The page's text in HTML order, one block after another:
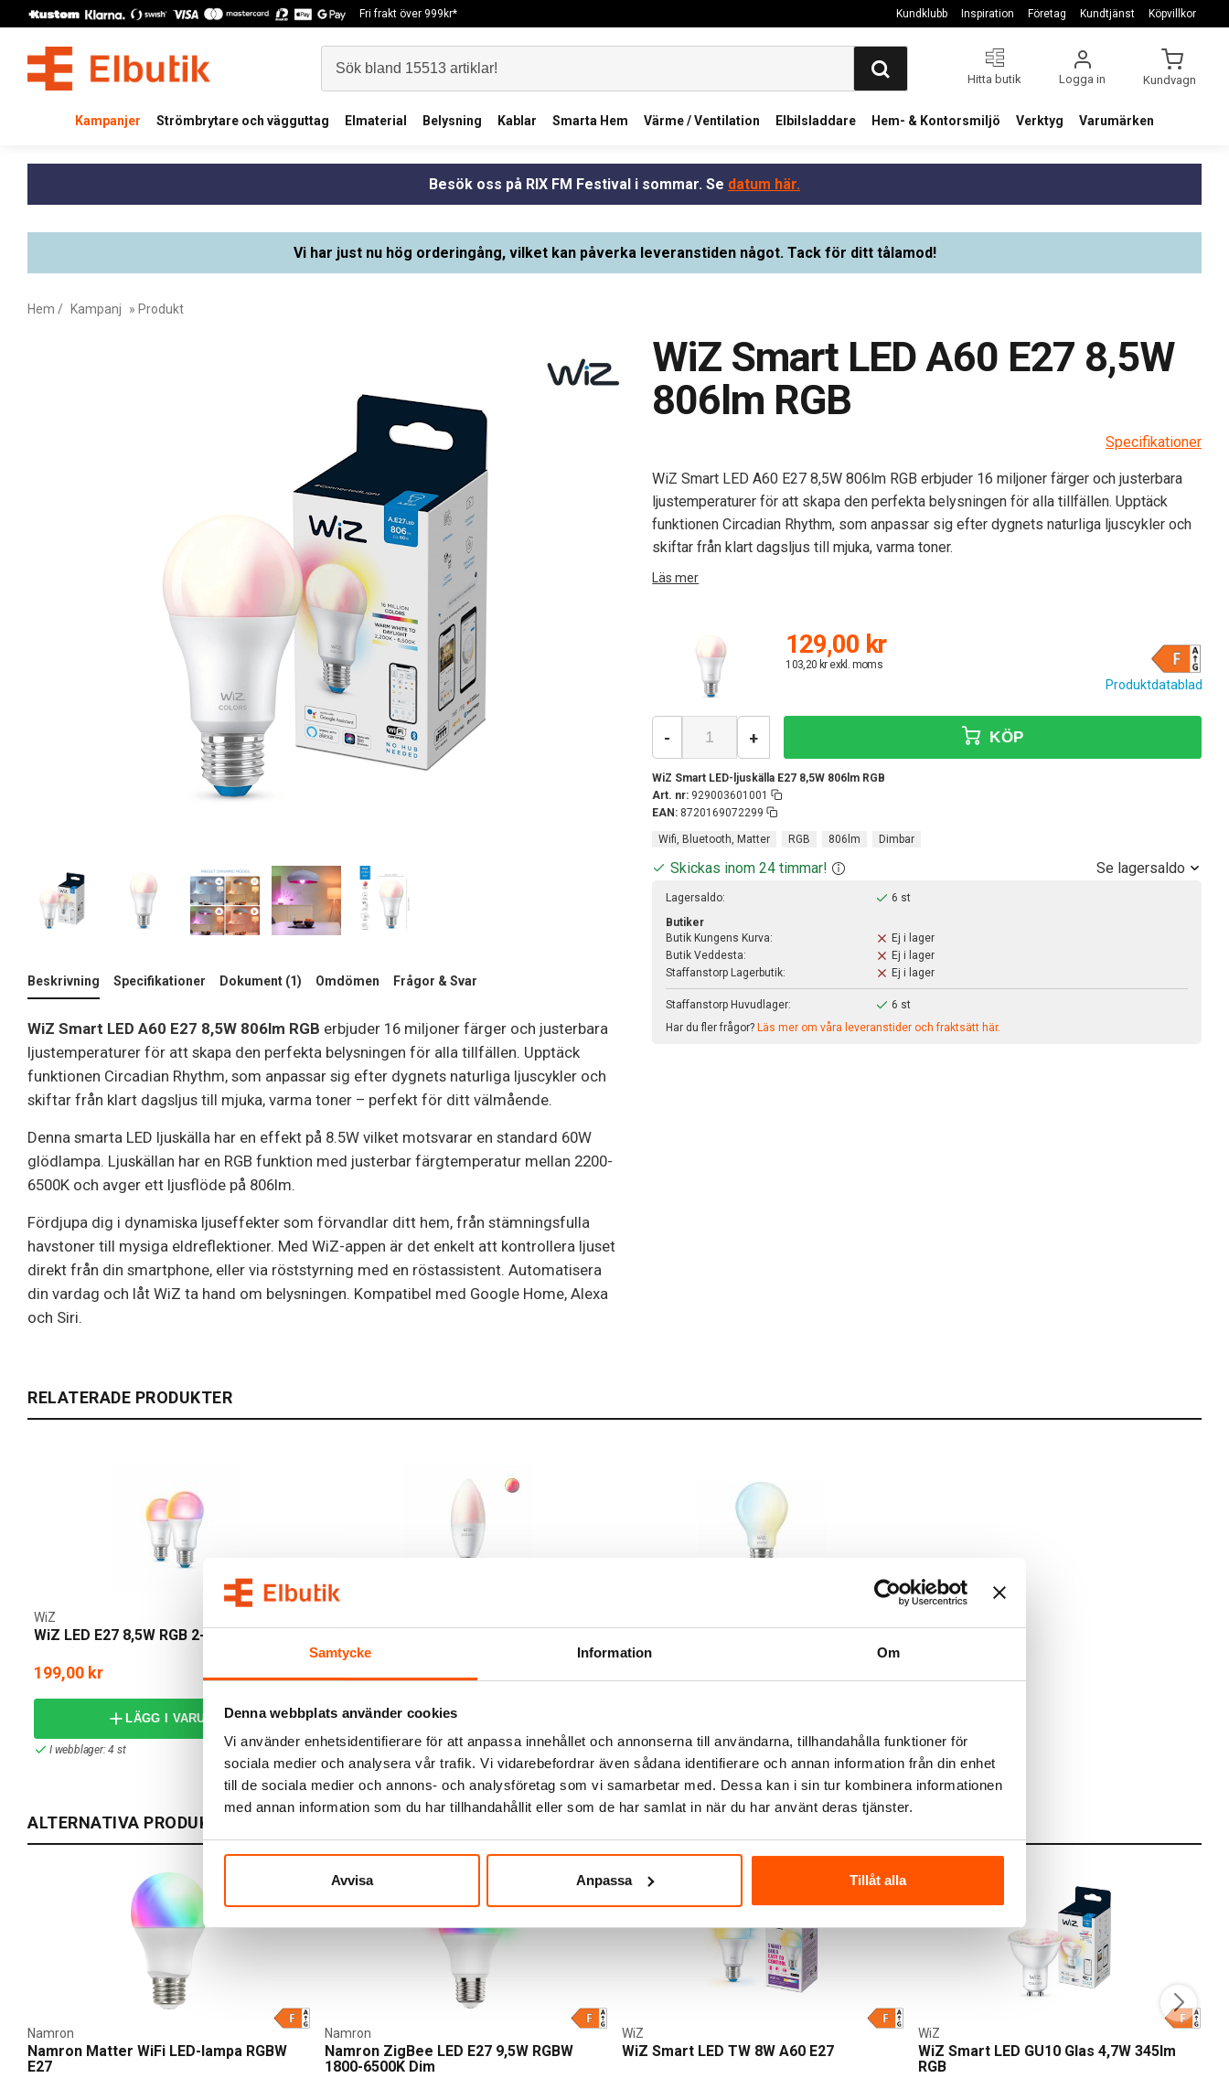
Samtycke Information Om
Denna webbplats använder cookies
Vi använder enhetsidentifierare för att anpassa innehållet och annonserna till användarna, tillhandahålla funktioner för
sociala medier och analysera vår trafik. Vi vidarebefordrar även sådana identifierare och annan information från din enhet
till de sociala medier och annons- och analysföretag som vi samarbetar med. Dessa kan i sin tur kombinera informationen
med annan information som du har tillhandahållit eller som de har samlat in när du har använt deras tjänster.
Avvisa Anpassa Tillåt alla
Fri frakt över 999kr* Kundklubb Inspiration Företag Kundtjänst Köpvillkor
Hitta butik Logga in Kundvagn
Kampanjer Strömbrytare och vägguttag Elmaterial Belysning Kablar Smarta Hem Värme / Ventilation Elbilsladdare Hem- & Kontorsmiljö Verktyg Varumärken
Besök oss på RIX FM Festival i sommar. Se datum här.
Vi har just nu hög orderingång, vilket kan påverka leveranstiden något. Tack för ditt tålamod!
Hem / Kampanj » Produkt
Beskrivning Specifikationer Dokument (1) Omdömen Frågor & Svar
WiZ Smart LED A60 E27 8,5W 806lm RGB erbjuder 16 miljoner färger och justerbara
ljustemperaturer för att skapa den perfekta belysningen för alla tillfällen. Upptäck
funktionen Circadian Rhythm, som anpassar sig efter dygnets naturliga ljuscykler och
skiftar från klart dagsljus till mjuka, varma toner – perfekt för ditt välmående.
Denna smarta LED ljuskälla har en effekt på 8.5W vilket motsvarar en standard 60W
glödlampa. Ljuskällan har en RGB funktion med justerbar färgtemperatur mellan 2200-
6500K och avger ett ljusflöde på 806lm.
Fördjupa dig i dynamiska ljuseffekter som förvandlar ditt hem, från stämningsfulla
havstoner till mysiga eldreflektioner. Med WiZ-appen är det enkelt att kontrollera ljuset
direkt från din smartphone, eller via röststyrning med en röstassistent. Automatisera
din vardag och låt WiZ ta hand om belysningen. Kompatibel med Google Home, Alexa
och Siri.
WiZ Smart LED A60 E27 8,5W
806lm RGB
Specifikationer
WiZ Smart LED A60 E27 8,5W 806lm RGB erbjuder 16 miljoner färger och justerbara
ljustemperaturer för att skapa den perfekta belysningen för alla tillfällen. Upptäck
funktionen Circadian Rhythm, som anpassar sig efter dygnets naturliga ljuscykler och
skiftar från klart dagsljus till mjuka, varma toner.
Läs mer
Produktdatablad
129,00 kr
103,20 kr exkl. moms
WiZ Smart LED-ljuskälla E27 8,5W 806lm RGB
Art. nr: 929003601001
EAN: 8720169072299
- + KÖP
Wifi, Bluetooth, Matter RGB 806lm Dimbar
Skickas inom 24 timmar! Se lagersaldo
Lagersaldo:
6 st
Butiker
Butik Kungens Kurva:
Ej i lager
Butik Veddesta:
Ej i lager
Staffanstorp Lagerbutik:
Ej i lager
Staffanstorp Huvudlager:
6 st
Har du fler frågor? Läs mer om våra leveranstider och fraktsätt här.
RELATERADE PRODUKTER
WiZ LED E27 8,5W RGB 2-pack
WiZ
199,00 kr
LÄGG I VARUKORG
I webblager: 4 st
LÄGG I VARUKORG
I webblager: 7 st
WiFi
I webblager: 2 st
ALTERNATIVA PRODUKTER
Namron Matter WiFi LED-lampa RGBW
E27
Namron
Namron ZigBee LED E27 9,5W RGBW
1800-6500K Dim
Namron
WiZ Smart LED TW 8W A60 E27
WiZ
WiZ Smart LED GU10 Glas 4,7W 345lm
RGB
WiZ